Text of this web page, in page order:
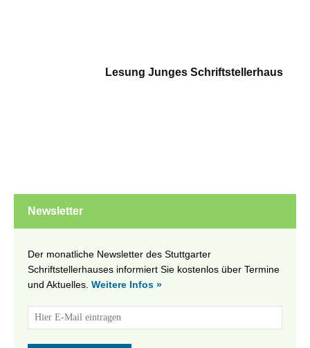
Lesung Junges Schriftstellerhaus
Newsletter
Der monatliche Newsletter des Stuttgarter
Schriftstellerhauses informiert Sie kostenlos über Termine
und Aktuelles. Weitere Infos »